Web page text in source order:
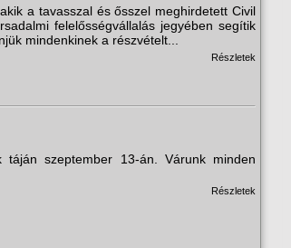
a tavasszal és ősszel meghirdetett Civil
felelősségvállalás jegyében segítik
mindenkinek a részvételt...
Részletek
szeptember 13-án. Várunk minden
Részletek